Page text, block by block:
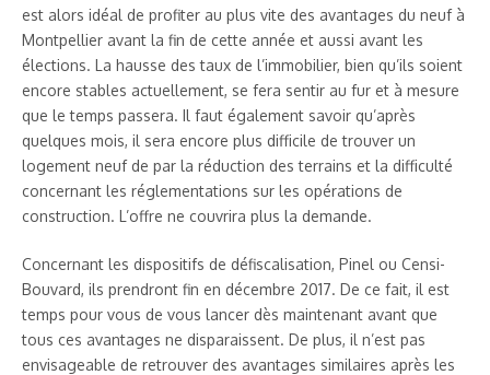
est alors idéal de profiter au plus vite des avantages du neuf à
Montpellier avant la fin de cette année et aussi avant les
élections. La hausse des taux de l’immobilier, bien qu’ils soient
encore stables actuellement, se fera sentir au fur et à mesure
que le temps passera. Il faut également savoir qu’après
quelques mois, il sera encore plus difficile de trouver un
logement neuf de par la réduction des terrains et la difficulté
concernant les réglementations sur les opérations de
construction. L’offre ne couvrira plus la demande.
Concernant les dispositifs de défiscalisation, Pinel ou Censi-
Bouvard, ils prendront fin en décembre 2017. De ce fait, il est
temps pour vous de vous lancer dès maintenant avant que
tous ces avantages ne disparaissent. De plus, il n’est pas
envisageable de retrouver des avantages similaires après les